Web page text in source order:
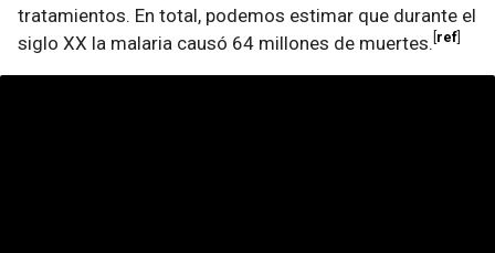
tratamientos. En total, podemos estimar que durante el
siglo XX la malaria causó 64 millones de muertes. ref